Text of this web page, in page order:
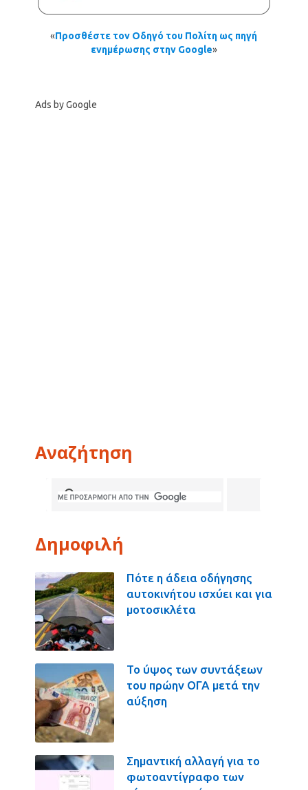
«Προσθέστε τον Οδηγό του Πολίτη ως πηγή
ενημέρωσης στην Google»
Ads by Google
Αναζήτηση
Δημοφιλή
Πότε η άδεια οδήγησης
αυτοκινήτου ισχύει και για
μοτοσικλέτα
Το ύψος των συντάξεων
του πρώην ΟΓΑ μετά την
αύξηση
Σημαντική αλλαγή για το
φωτοαντίγραφο των